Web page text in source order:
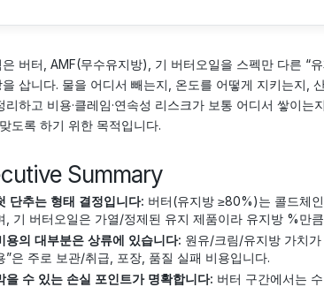
버터, AMF(무수유지방), 기 버터오일을 스펙만 다른 “
삽니다. 물을 어디서 빼는지, 온도를 어떻게 지키는지,
리하고 비용·클레임·연속성 리스크가 보통 어디서 쌓이
도록 하기 위한 목적입니다.
Summary
단추는 형태 결정입니다: 버터(유지방 ≥80%)는 콜드체
, 기 버터오일은 가열/정제된 유지 제품이라 유지방 %만
용의 대부분은 상류에 있습니다: 원유/크림/유지방 가치
”은 주로 보관/취급, 포장, 품질 실패 비용입니다.
을 수 있는 손실 포인트가 명확합니다: 버터 구간에서는